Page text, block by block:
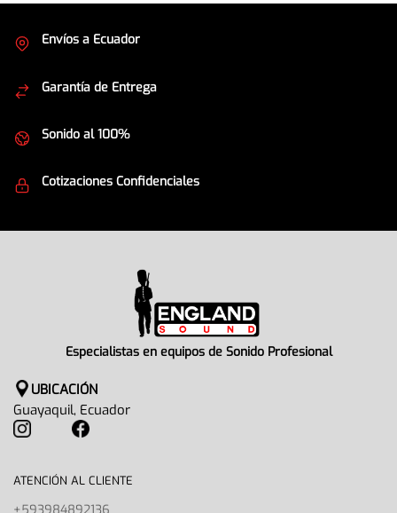
Envíos a Ecuador
Garantía de Entrega
Sonido al 100%
Cotizaciones Confidenciales
Especialistas en equipos de Sonido Profesional
UBICACIÓN
Guayaquil, Ecuador
ATENCIÓN AL CLIENTE